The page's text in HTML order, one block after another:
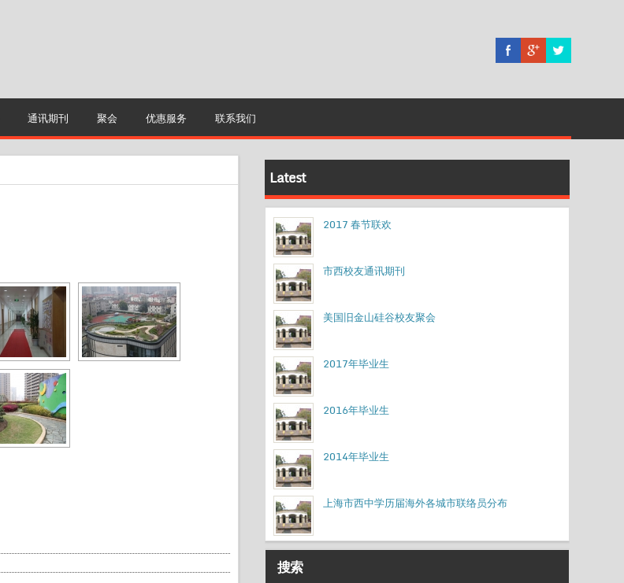
通讯期刊 聚会 优惠服务 联系我们
Latest
2017 春节联欢
市西校友通讯期刊
美国旧金山硅谷校友聚会
2017年毕业生
2016年毕业生
2014年毕业生
上海市西中学历届海外各城市联络员分布
搜索